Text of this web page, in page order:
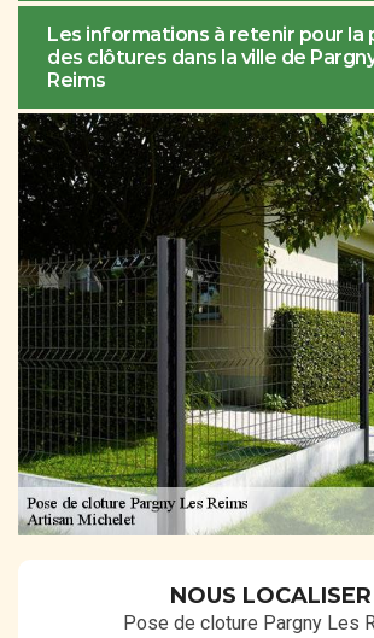
Les informations à retenir pour la
des clôtures dans la ville de
Reims
NOUS LOCALISER
Pose de cloture Pargny Les